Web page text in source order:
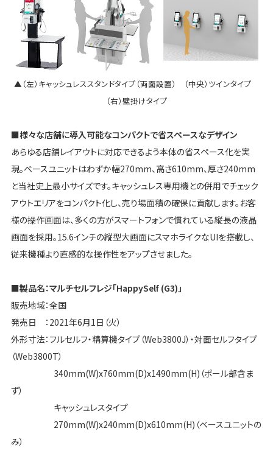
▲（左）キャッシュレススタンドタイプ（両面設置） （中央）ツインタイプ
（右）壁掛けタイプ
■様々な店舗に導入可能なコンパクトで省スペースなデザイン
あらゆる店舗レイアウトに対応できるよう本体の省スペース化を実
現。ベースユニットはわずか幅270mm、高さ610mm、厚さ240mm
と当社史上最小サイズです。キャッシュレス専用機との併用でチェック
アウトエリアをコンパクト化し、売り場面積の確保に貢献します。お客
様の操作画面は、多くの方がスマートフォンで慣れている縦長の液晶
画面を採用。15.6インチの縦型大画面にスマホライクなUIを搭載し、
従来機種より直感的な操作性をアップさせました。
■製品名：マルチセルフレジ「HappySelf (G3)」
販売地域：全国
発売日 ：2021年6月1日（火）
外形寸法：フルセルフ・精算機タイプ（Web3800J）・対面セルフタイプ
（Web3800T）
340mm(W)x760mm(D)x1490mm(H)（ポール部含ま
ず）
キャッシュレスタイプ
270mm(W)x240mm(D)x610mm(H)（ベースユニットの
み）